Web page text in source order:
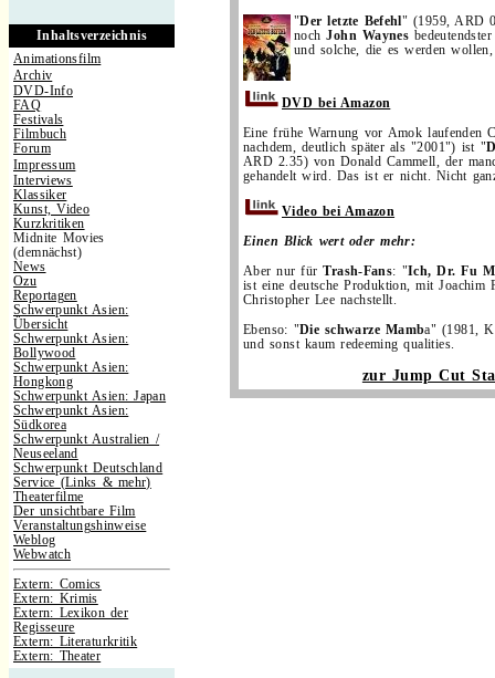
Inhaltsverzeichnis
Animationsfilm
Archiv
DVD-Info
FAQ
Festivals
Filmbuch
Forum
Impressum
Interviews
Klassiker
Kunst, Video
Kurzkritiken
Midnite Movies
(demnächst)
News
Ozu
Reportagen
Schwerpunkt Asien:
Übersicht
Schwerpunkt Asien:
Bollywood
Schwerpunkt Asien:
Hongkong
Schwerpunkt Asien: Japan
Schwerpunkt Asien:
Südkorea
Schwerpunkt Australien /
Neuseeland
Schwerpunkt Deutschland
Service (Links & mehr)
Theaterfilme
Der unsichtbare Film
Veranstaltungshinweise
Weblog
Webwatch
Extern: Comics
Extern: Krimis
Extern: Lexikon der
Regisseure
Extern: Literaturkritik
Extern: Theater
"Der letzte Befehl" (1959, ARD
nochJohn Waynes
und solche, die es werden
DVD bei Amazon
Eine frühe Warnung vor Amok laufenden
nachdem, deutlich später als "2001") ist "
ARD 2.35) von Donald Cammell, der
gehandelt wird. Das ist er nicht. Nicht
Video bei Amazon
Einen Blick wert oder mehr:
Aber nur fürTrash-Fans: "Ich, Dr. Fu
ist eine deutsche Produktion, mit Joachim
Christopher Lee nachstellt.
Ebenso: "Die schwarze Mamba" (1981,
und sonst kaum redeeming qualities.
zur Jump Cut